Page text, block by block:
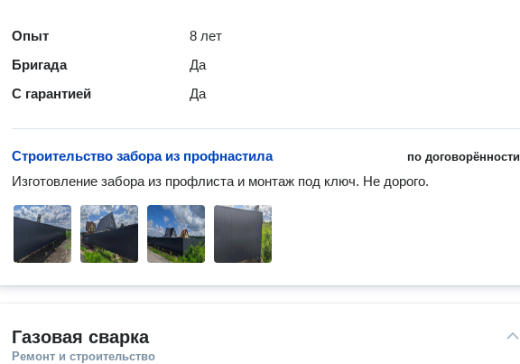
Опыт
8 лет
Бригада
Да
С гарантией
Да
по договорённости
Строительство забора из профнастила
Изготовление забора из профлиста и монтаж под ключ. Не дорого.
Газовая сварка
Ремонт и строительство